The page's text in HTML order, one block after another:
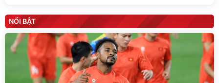
NỔI BẬT